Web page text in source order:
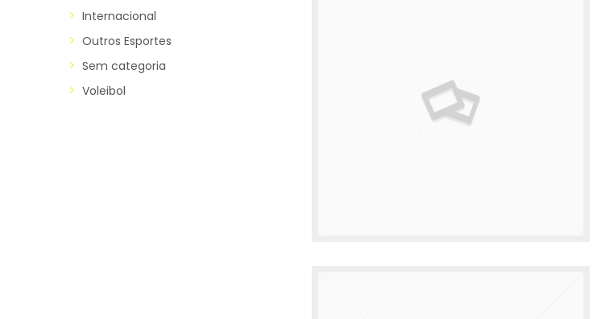
Internacional
Outros Esportes
Sem categoria
Voleibol